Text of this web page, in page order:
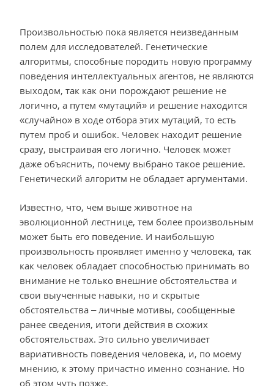
Произвольностью пока является неизведанным
полем для исследователей. Генетические
алгоритмы, способные породить новую программу
поведения интеллектуальных агентов, не являются
выходом, так как они порождают решение не
логично, а путем «мутаций» и решение находится
«случайно» в ходе отбора этих мутаций, то есть
путем проб и ошибок. Человек находит решение
сразу, выстраивая его логично. Человек может
даже объяснить, почему выбрано такое решение.
Генетический алгоритм не обладает аргументами.
Известно, что, чем выше животное на
эволюционной лестнице, тем более произвольным
может быть его поведение. И наибольшую
произвольность проявляет именно у человека, так
как человек обладает способностью принимать во
внимание не только внешние обстоятельства и
свои выученные навыки, но и скрытые
обстоятельства – личные мотивы, сообщенные
ранее сведения, итоги действия в схожих
обстоятельствах. Это сильно увеличивает
вариативность поведения человека, и, по моему
мнению, к этому причастно именно сознание. Но
об этом чуть позже.